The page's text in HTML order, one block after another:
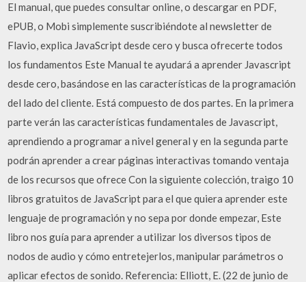
El manual, que puedes consultar online, o descargar en PDF,
ePUB, o Mobi simplemente suscribiéndote al newsletter de
Flavio, explica JavaScript desde cero y busca ofrecerte todos
los fundamentos Este Manual te ayudará a aprender Javascript
desde cero, basándose en las características de la programación
del lado del cliente. Está compuesto de dos partes. En la primera
parte verán las características fundamentales de Javascript,
aprendiendo a programar a nivel general y en la segunda parte
podrán aprender a crear páginas interactivas tomando ventaja
de los recursos que ofrece Con la siguiente colección, traigo 10
libros gratuitos de JavaScript para el que quiera aprender este
lenguaje de programación y no sepa por donde empezar, Este
libro nos guía para aprender a utilizar los diversos tipos de
nodos de audio y cómo entretejerlos, manipular parámetros o
aplicar efectos de sonido. Referencia: Elliott, E. (22 de junio de